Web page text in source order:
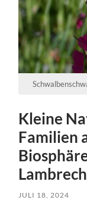
Kleine
Familien
JULI 18, 2024